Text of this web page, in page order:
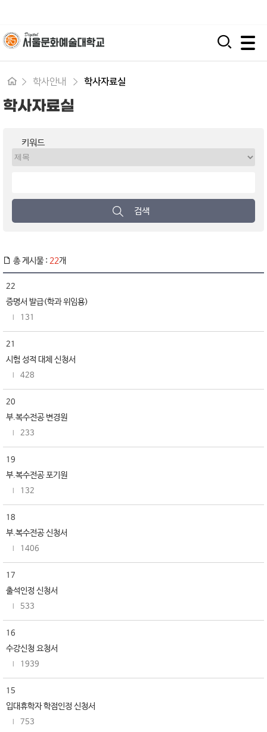
학사안내 학사자료실
학사자료실
키워드
검색
총 게시물 : 22개
22
증명서 발급(학과 위임용)
131
21
시험 성적 대체 신청서
428
20
부.복수전공 변경원
233
19
부.복수전공 포기원
132
18
부.복수전공 신청서
1406
17
출석인정 신청서
533
16
수강신청 요청서
1939
15
입대휴학자 학점인정 신청서
753